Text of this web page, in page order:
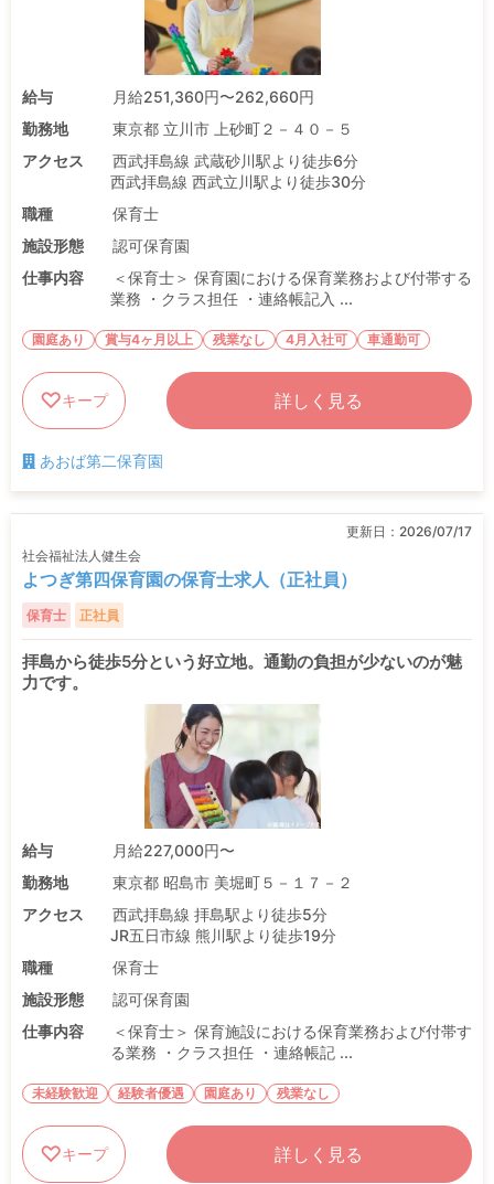
給与
月給251,360円〜262,660円
勤務地
東京都 立川市 上砂町２－４０－５
アクセス
西武拝島線 武蔵砂川駅より徒歩6分
西武拝島線 西武立川駅より徒歩30分
職種
保育士
施設形態
認可保育園
仕事内容
＜保育士＞ 保育園における保育業務および付帯する
業務 ・クラス担任 ・連絡帳記入 ...
園庭あり 賞与4ヶ月以上 残業なし 4月入社可 車通勤可
キープ 詳しく見る
あおば第二保育園
更新日： 2026/07/17
社会福祉法人健生会
よつぎ第四保育園の保育士求人（正社員）
保育士 正社員
拝島から徒歩5分という好立地。通勤の負担が少ないのが魅
力です。
給与
月給227,000円〜
勤務地
東京都 昭島市 美堀町５－１７－２
アクセス
西武拝島線 拝島駅より徒歩5分
JR五日市線 熊川駅より徒歩19分
職種
保育士
施設形態
認可保育園
仕事内容
＜保育士＞ 保育施設における保育業務および付帯す
る業務 ・クラス担任 ・連絡帳記 ...
未経験歓迎 経験者優遇 園庭あり 残業なし
キープ 詳しく見る